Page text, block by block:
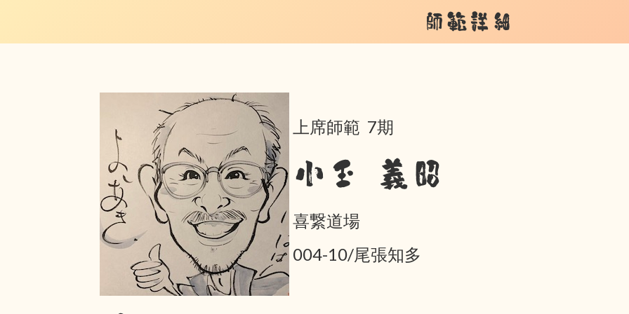
師範詳細
上席師範 7期
小玉 義昭
喜繋道場
004-10/尾張知多